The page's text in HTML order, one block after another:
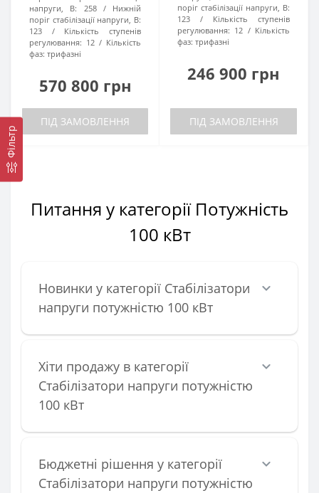
Фільтр
напруги, В:
258
Нижній
поріг стабілізації напруги, В:
123
Кількість ступенів
регулювання: 12
Кількість
фаз: трифазні
570 800 грн
ПІД ЗАМОВЛЕННЯ
поріг стабілізації напруги, В:
123
Кількість ступенів
регулювання: 12
Кількість
фаз: трифазні
246 900 грн
ПІД ЗАМОВЛЕННЯ
Питання у категорії Потужність
100 кВт
Новинки у категорії Стабілізатори
напруги потужністю 100 кВт
Хіти продажу в категорії
Стабілізатори напруги потужністю
100 кВт
Бюджетні рішення у категорії
Стабілізатори напруги потужністю